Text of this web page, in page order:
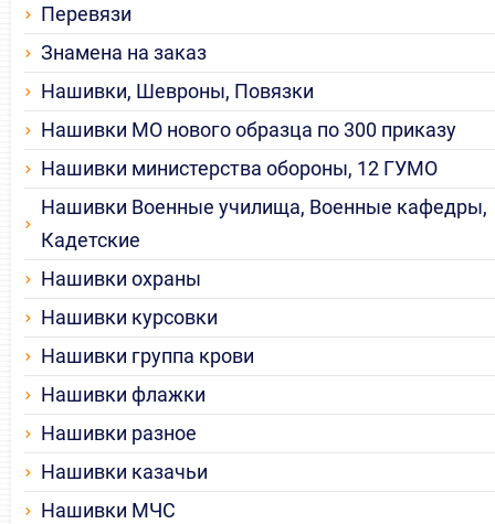
Перевязи
Знамена на заказ
Нашивки, Шевроны, Повязки
Нашивки МО нового образца по 300 приказу
Нашивки министерства обороны, 12 ГУМО
Нашивки Военные училища, Военные кафедры,
Кадетские
Нашивки охраны
Нашивки курсовки
Нашивки группа крови
Нашивки флажки
Нашивки разное
Нашивки казачьи
Нашивки МЧС